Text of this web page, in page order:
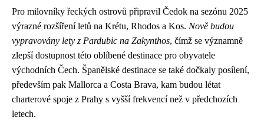
Pro milovníky řeckých ostrovů připravil Čedok na sezónu 2025
výrazné rozšíření letů na Krétu, Rhodos a Kos. Nově budou
vypravovány lety z Pardubic na Zakynthos, čímž se významně
zlepší dostupnost této oblíbené destinace pro obyvatele
východních Čech. Španělské destinace se také dočkaly posílení,
především pak Mallorca a Costa Brava, kam budou létat
charterové spoje z Prahy s vyšší frekvencí než v předchozích
letech.